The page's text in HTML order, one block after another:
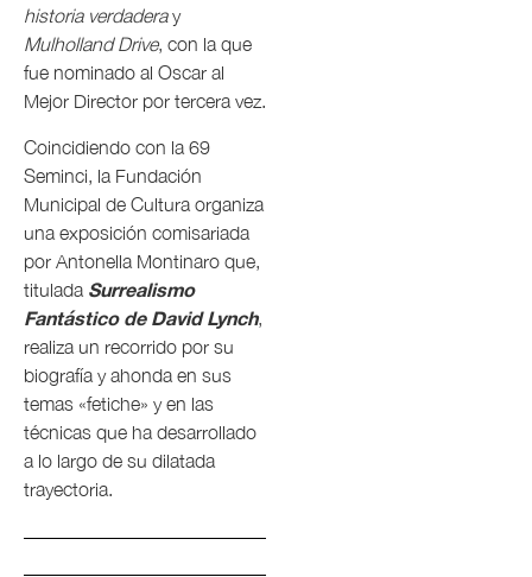
historia verdaderay
Mulholland Drive, con la que
fue nominado al Oscar al
Mejor Director por tercera vez.
Coincidiendo con la 69
Seminci, la Fundación
Municipal de Cultura organiza
una exposición comisariada
por Antonella Montinaro que,
titulada Surrealismo
Fantástico de David Lynch,
realiza un recorrido por su
biografía y ahonda en sus
temas «fetiche» y en las
técnicas que ha desarrollado
a lo largo de su dilatada
trayectoria.